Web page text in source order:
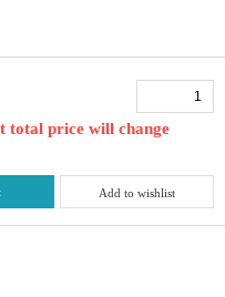
total price will change
Add to wishlist